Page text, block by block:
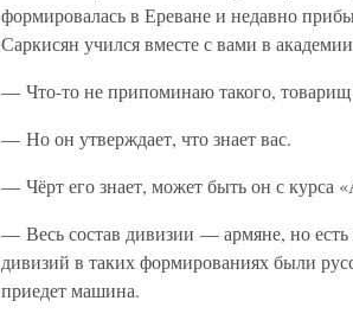
формировалась в Ереване и недавно
Саркисян учился вместе с вами в
— Что-то не припоминаю такого,
— Но он утверждает, что знает вас.
— Чёрт его знает, может быть он с курса
— Весь состав дивизии — армяне, но
дивизий в таких формированиях были
приедет машина.